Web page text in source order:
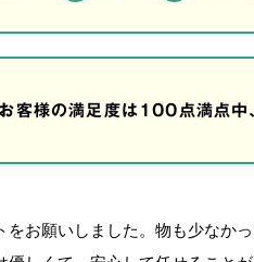
客様の満足度は100点満点中、
お願いしました。物も少なか